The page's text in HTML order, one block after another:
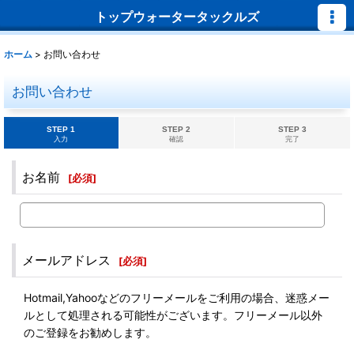
トップウォータータックルズ
ホーム > お問い合わせ
お問い合わせ
STEP 1
入力
STEP 2
確認
STEP 3
完了
お名前 [必須]
メールアドレス [必須]
Hotmail,Yahooなどのフリーメールをご利用の場合、迷惑メー
ルとして処理される可能性がございます。フリーメール以外
のご登録をお勧めします。